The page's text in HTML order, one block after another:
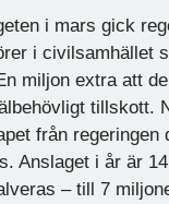
i mars gick
i civilsamhället
miljon extra att
tillskott.
från regeringen
Anslaget i år är
– till 7